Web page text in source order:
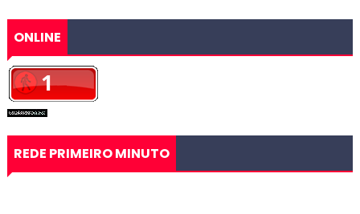
ONLINE
REDE PRIMEIRO MINUTO